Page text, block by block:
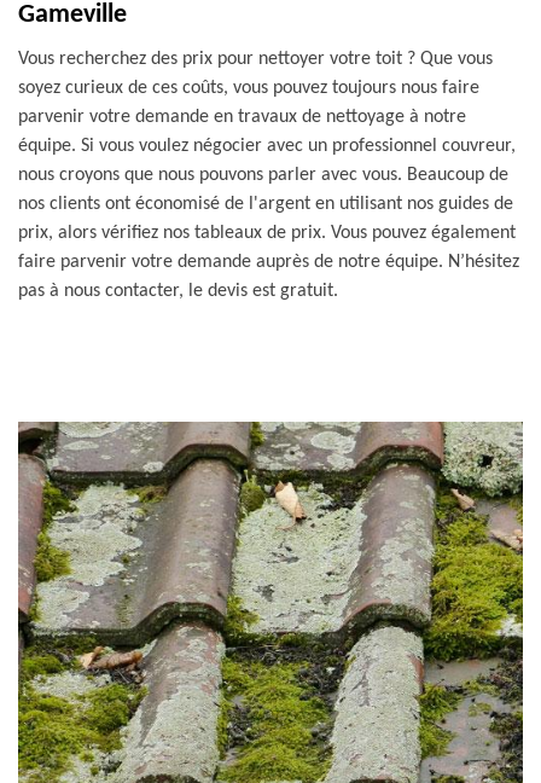
Gameville
Vous recherchez des prix pour nettoyer votre toit ? Que vous
soyez curieux de ces coûts, vous pouvez toujours nous faire
parvenir votre demande en travaux de nettoyage à notre
équipe. Si vous voulez négocier avec un professionnel couvreur,
nous croyons que nous pouvons parler avec vous. Beaucoup de
nos clients ont économisé de l'argent en utilisant nos guides de
prix, alors vérifiez nos tableaux de prix. Vous pouvez également
faire parvenir votre demande auprès de notre équipe. N’hésitez
pas à nous contacter, le devis est gratuit.